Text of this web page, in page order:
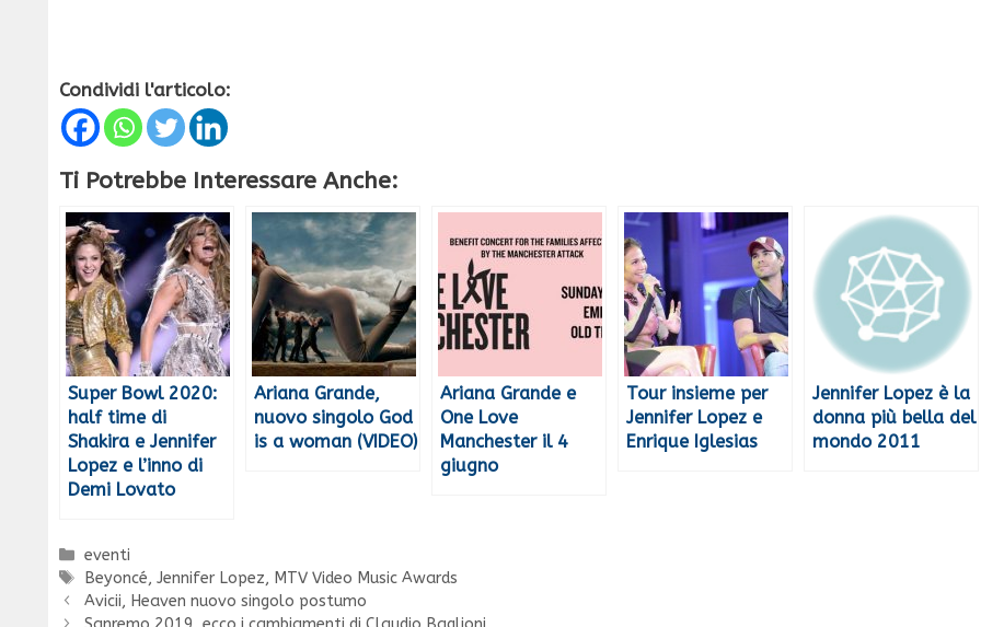
Condividi l'articolo:
Ti Potrebbe Interessare Anche:
Super Bowl 2020:
half time di
Shakira e Jennifer
Lopez e l’inno di
Demi Lovato
Ariana Grande,
nuovo singolo God
is a woman (VIDEO)
Ariana Grande e
One Love
Manchester il 4
giugno
Tour insieme per
Jennifer Lopez e
Enrique Iglesias
Jennifer Lopez è la
donna più bella del
mondo 2011
Categorie
eventi
Tag
Beyoncé,Jennifer Lopez, MTV Video Music Awards
Avicii, Heaven nuovo singolo postumo